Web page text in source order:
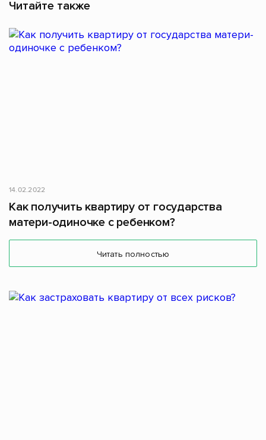
Читайте также
14.02.2022
Как получить квартиру от государства
матери-одиночке с ребенком?
Читать полностью